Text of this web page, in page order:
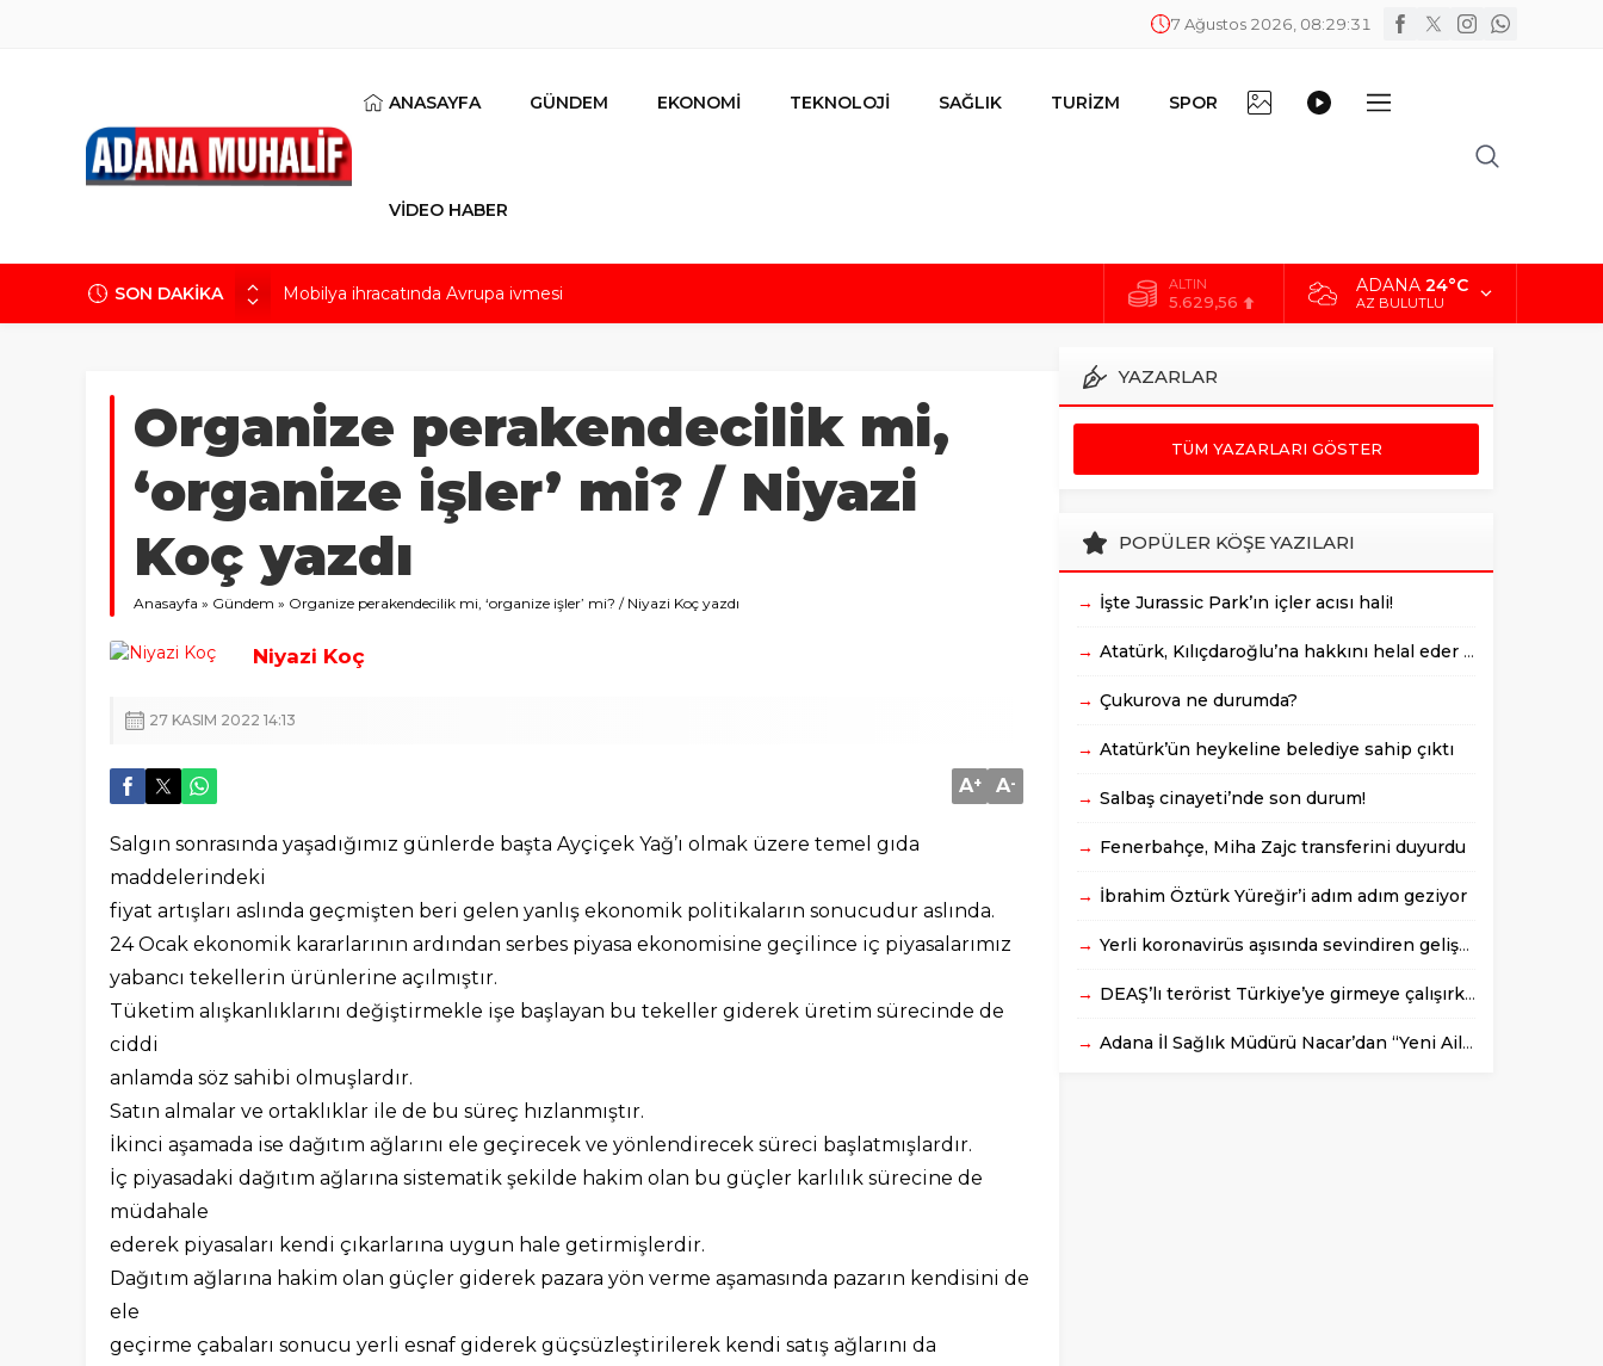
7 Ağustos 2026, 08:29:32
ANASAYFA GÜNDEM EKONOMİ TEKNOLOJİ SAĞLIK TURİZM SPOR
VİDEO HABER
SON DAKİKA
Mobilya ihracatında Avrupa ivmesi
Göz için “Akıllı Mercek” herkes için uygun mu?
Hacı Karaaslan’ın kiraladığı arsanın resmi kiracısı bakın kim çıktı!
Kuru meyve sektörü 2 milyar dolar ihracat hedefi için Ankara’dan destek istedi
ALTIN
5.629,56
DOLAR
42,2340
48,8802
ADANA 24°C
AZ BULUTLU
Organize perakendecilik mi,
‘organize işler’ mi? / Niyazi
Koç yazdı
Anasayfa » Gündem » Organize perakendecilik mi, ‘organize işler’ mi? / Niyazi Koç yazdı
Niyazi Koç
27 KASIM 2022 14:13
A+ A-
Salgın sonrasında yaşadığımız günlerde başta Ayçiçek Yağ’ı olmak üzere temel gıda
maddelerindeki
fiyat artışları aslında geçmişten beri gelen yanlış ekonomik politikaların sonucudur aslında.
24 Ocak ekonomik kararlarının ardından serbes piyasa ekonomisine geçilince iç piyasalarımız
yabancı tekellerin ürünlerine açılmıştır.
Tüketim alışkanlıklarını değiştirmekle işe başlayan bu tekeller giderek üretim sürecinde de
ciddi
anlamda söz sahibi olmuşlardır.
Satın almalar ve ortaklıklar ile de bu süreç hızlanmıştır.
İkinci aşamada ise dağıtım ağlarını ele geçirecek ve yönlendirecek süreci başlatmışlardır.
İç piyasadaki dağıtım ağlarına sistematik şekilde hakim olan bu güçler karlılık sürecine de
müdahale
ederek piyasaları kendi çıkarlarına uygun hale getirmişlerdir.
Dağıtım ağlarına hakim olan güçler giderek pazara yön verme aşamasında pazarın kendisini de
ele
geçirme çabaları sonucu yerli esnaf giderek güçsüzleştirilerek kendi satış ağlarını da
YAZARLAR
TÜM YAZARLARI GÖSTER
POPÜLER KÖŞE YAZILARI
→ İşte Jurassic Park’ın içler acısı hali!
→ Atatürk, Kılıçdaroğlu’na hakkını helal eder mi? / Mehmet Yuva yazdı
→ Çukurova ne durumda?
→ Atatürk’ün heykeline belediye sahip çıktı
→ Salbaş cinayeti’nde son durum!
→ Fenerbahçe, Miha Zajc transferini duyurdu
→ İbrahim Öztürk Yüreğir’i adım adım geziyor
→ Yerli koronavirüs aşısında sevindiren gelişme
→ DEAŞ’lı terörist Türkiye’ye girmeye çalışırken yakalandı
→ Adana İl Sağlık Müdürü Nacar’dan “Yeni Aile Hekimliği” bilgilendirmesi